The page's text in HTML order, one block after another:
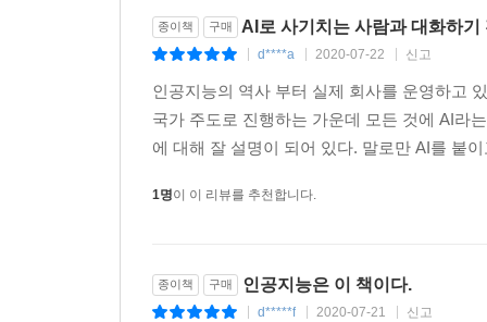
인공지능 전담팀에게 필요한 가장 중요한 역량
험과 기술이 전무한 사람도 파이썬 프로그래밍
보할 수 있다. 인공지능 전담팀은 인공지능을 적
본 이해를 갖추고 있어야 한다.
--- p.174
는 것은 상상하기 어려워졌다. 현재의 인공지능
않은 조직들에 의해서 도태될 수밖에 없다. 작은
종이책 구매 AI로 사기치는 사람과 대화하기
d****a 2020-07-22 신고
인공지능의 역사 부터 실제 회사를 운영하고
국가 주도로 진행하는 가운데 모든 것에 AI라
에 대해 잘 설명이 되어 있다. 말로만 AI를 붙
1명이 이 리뷰를 추천합니다.
종이책 구매 인공지능은 이 책이다.
d*****f 2020-07-21 신고